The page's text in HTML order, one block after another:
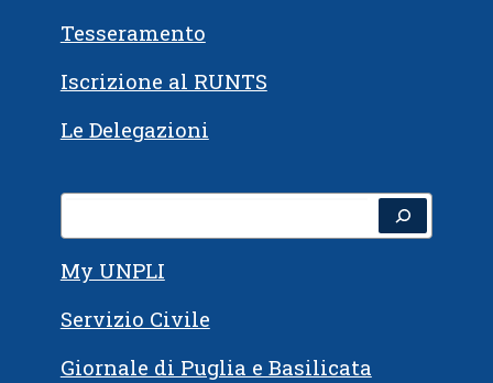
Tesseramento
Iscrizione al RUNTS
Le Delegazioni
My UNPLI
Servizio Civile
Giornale di Puglia e Basilicata